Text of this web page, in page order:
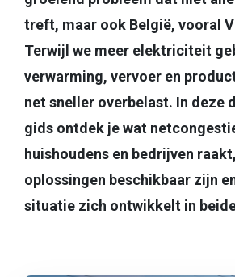
treft, maar ook België, vooral
Terwijl we meer elektriciteit
verwarming, vervoer en
net sneller overbelast. In deze
gids ontdek je wat
huishoudens en bedrijven
oplossingen beschikbaar zijn
situatie zich ontwikkelt in